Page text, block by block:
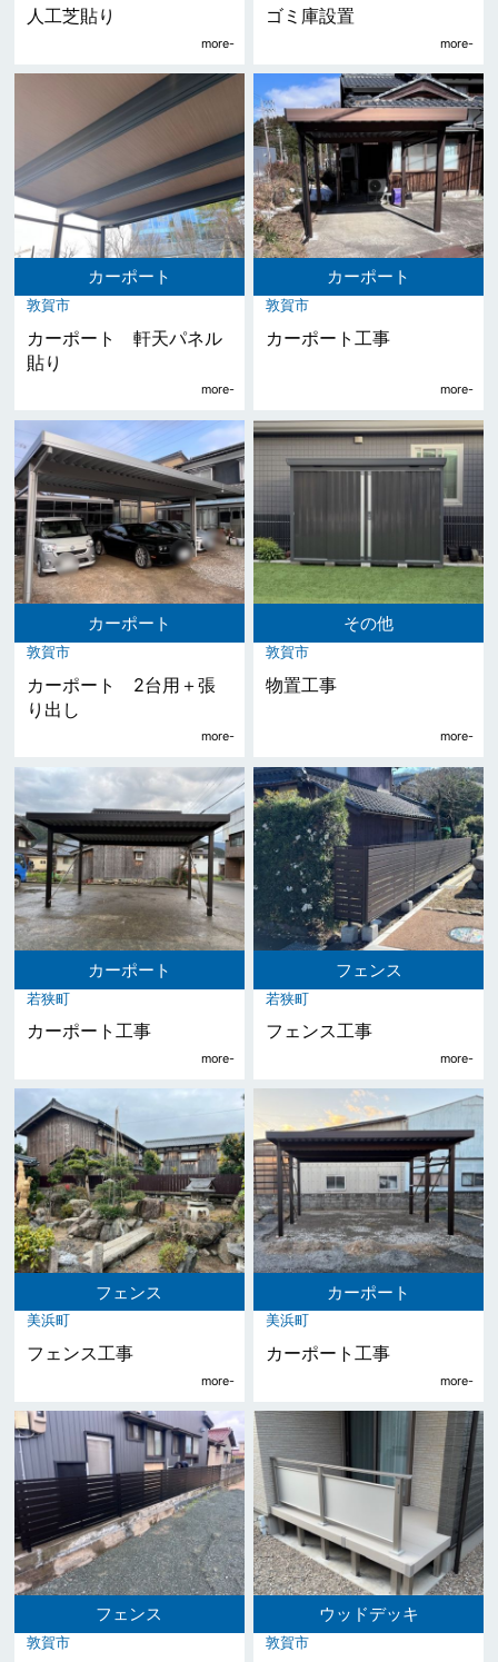
人工芝貼り ゴミ庫設置
カーポート
敦賀市
カーポート 軒天パネル
貼り
カーポート
敦賀市
カーポート工事
カーポート
敦賀市
カーポート 2台用＋張
り出し
その他
敦賀市
物置工事
カーポート
若狭町
カーポート工事
フェンス
若狭町
フェンス工事
フェンス
美浜町
フェンス工事
カーポート
美浜町
カーポート工事
フェンス
敦賀市
ウッドデッキ
敦賀市